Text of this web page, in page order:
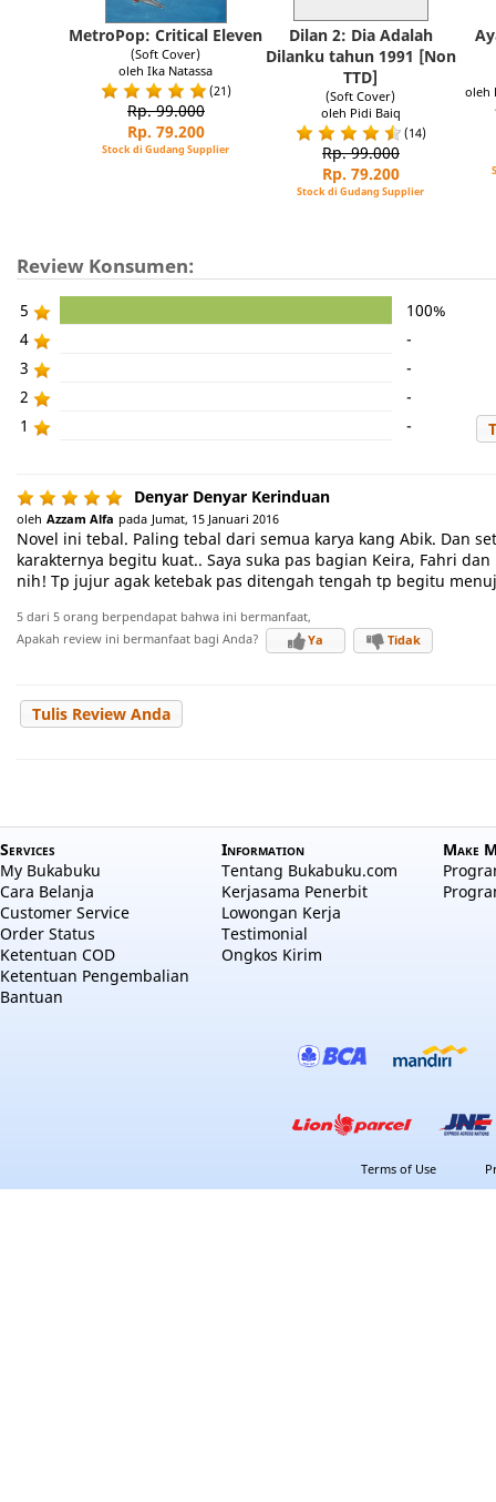
MetroPop: Critical Eleven
(Soft Cover)
oleh Ika Natassa
(21)
Rp. 99.000
Rp. 79.200
Stock di Gudang Supplier
Dilan 2: Dia Adalah
Dilanku tahun 1991 [Non
TTD]
(Soft Cover)
oleh Pidi Baiq
(14)
Rp. 99.000
Rp. 79.200
Stock di Gudang Supplier
oleh
Review Konsumen:
5
100%
4
-
3
-
2
-
1
-
Denyar Denyar Kerinduan
oleh Azzam Alfa pada Jumat, 15 Januari 2016
Novel ini tebal. Paling tebal dari semua karya kang Abik. Dan
karakternya begitu kuat.. Saya suka pas bagian Keira, Fahri
nih! Tp jujur agak ketebak pas ditengah tengah tp begitu
5 dari 5 orang berpendapat bahwa ini bermanfaat,
Apakah review ini bermanfaat bagi Anda?
Ya Tidak
Tulis Review Anda
Services
My Bukabuku
Cara Belanja
Customer Service
Order Status
Ketentuan COD
Ketentuan Pengembalian
Bantuan
Information
Tentang Bukabuku.com
Kerjasama Penerbit
Lowongan Kerja
Testimonial
Ongkos Kirim
Make
Terms of Use